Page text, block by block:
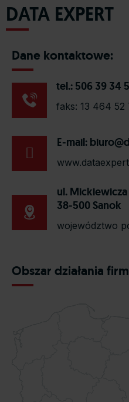
DATA EXPERT
Dane kontaktowe:
tel.: 506 39 34
faks: 13 464 52
E-mail:
ul. Mickiewicza
38-500 Sanok
województwo
Obszar działania